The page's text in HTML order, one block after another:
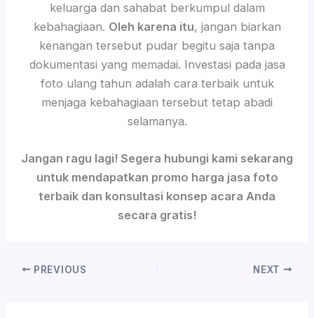
keluarga dan sahabat berkumpul dalam
kebahagiaan. Oleh karena itu, jangan biarkan
kenangan tersebut pudar begitu saja tanpa
dokumentasi yang memadai. Investasi pada jasa
foto ulang tahun adalah cara terbaik untuk
menjaga kebahagiaan tersebut tetap abadi
selamanya.
Jangan ragu lagi! Segera hubungi kami sekarang
untuk mendapatkan promo harga jasa foto
terbaik dan konsultasi konsep acara Anda
secara gratis!
PREVIOUS NEXT